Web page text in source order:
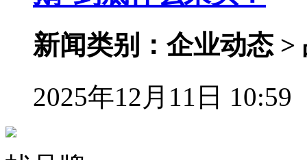
新闻类别：企业动态 >
2025年12月11日 10:59